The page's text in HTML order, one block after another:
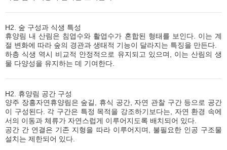
H2. 숲 구성과 식생 특성
휴양림 내 산림은 침엽수와 활엽수가 혼합된 형태를 보인다. 이는 계
절 변화에 따라 숲의 경관과 생태적 기능이 달라지는 특징을 만든다.
하층 식생 역시 비교적 안정적으로 유지되고 있으며, 이는 산림의 생
물 다양성을 유지하는 데 기여한다.
H2. 휴양림 공간 구성
양주 장흥자연휴양림은 숲길, 휴식 공간, 자연 관찰 구간 등으로 공간
이 구성된다. 각 구간은 특정 목적을 강조하기보다는, 자연 환경 속에
서의 이동과 체류가 자연스럽게 이루어지도록 배치되어 있다.
공간 간 연결은 기존 지형을 따라 이루어지며, 불필요한 인공 구조물
설치는 제한되어 있다.